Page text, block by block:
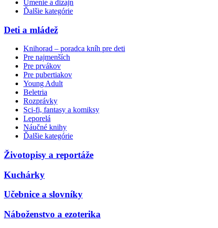
Umenie a dizajn
Ďalšie kategórie
Deti a mládež
Knihorad – poradca kníh pre deti
Pre najmenších
Pre prvákov
Pre pubertiakov
Young Adult
Beletria
Rozprávky
Sci-fi, fantasy a komiksy
Leporelá
Náučné knihy
Ďalšie kategórie
Životopisy a reportáže
Kuchárky
Učebnice a slovníky
Náboženstvo a ezoterika